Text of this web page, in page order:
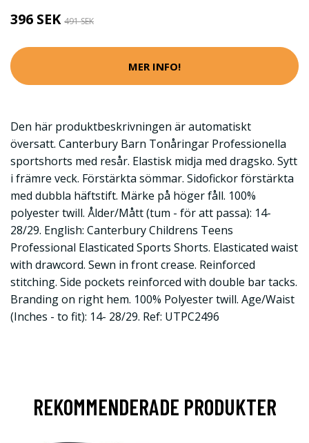
396 SEK 491 SEK
MER INFO!
Den här produktbeskrivningen är automatiskt
översatt. Canterbury Barn Tonåringar Professionella
sportshorts med resår. Elastisk midja med dragsko. Sytt
i främre veck. Förstärkta sömmar. Sidofickor förstärkta
med dubbla häftstift. Märke på höger fåll. 100%
polyester twill. Ålder/Mått (tum - för att passa): 14-
28/29. English: Canterbury Childrens Teens
Professional Elasticated Sports Shorts. Elasticated waist
with drawcord. Sewn in front crease. Reinforced
stitching. Side pockets reinforced with double bar tacks.
Branding on right hem. 100% Polyester twill. Age/Waist
(Inches - to fit): 14- 28/29. Ref: UTPC2496
REKOMMENDERADE PRODUKTER